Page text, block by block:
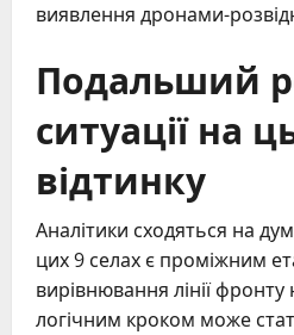
виявлення дронами-
Подальший
ситуації на
відтинку
Аналітики сходяться на
цих 9 селах є проміжним
вирівнювання лінії
логічним кроком може